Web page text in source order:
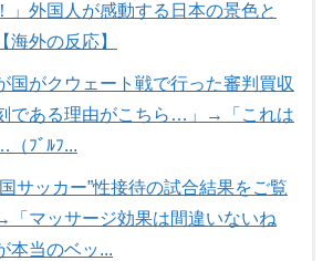
」外国人が感動する日本の景色と
海外の反応】
国がクウェート戦で行った審判買収
である理由がこちら…」→「これは
（ﾌﾞﾙﾌ...
サッカー”性接待の試合結果をご覧
「マッサージ効果は間違いないね
本当のベッ...